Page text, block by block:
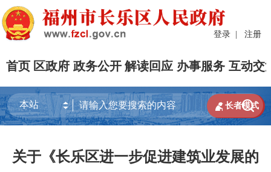
登录 | 注册
首页 区政府 政务公开 解读回应 办事服务 互动交

 长者模式
关于《长乐区进一步促进建筑业发展的